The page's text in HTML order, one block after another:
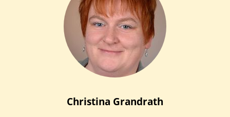
Christina Grandrath